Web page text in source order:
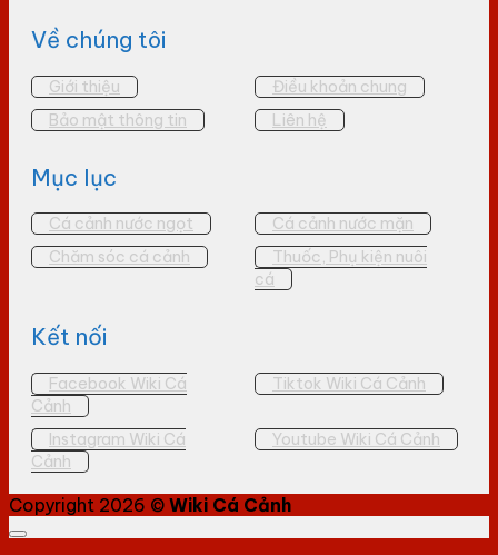
Về chúng tôi
Giới thiệu
Điều khoản chung
Bảo mật thông tin
Liên hệ
Mục lục
Cá cảnh nước ngọt
Cá cảnh nước mặn
Chăm sóc cá cảnh
Thuốc, Phụ kiện nuôi
cá
Kết nối
Facebook Wiki Cá
Cảnh
Tiktok Wiki Cá Cảnh
Instagram Wiki Cá
Cảnh
Youtube Wiki Cá Cảnh
Copyright 2026 © Wiki Cá Cảnh